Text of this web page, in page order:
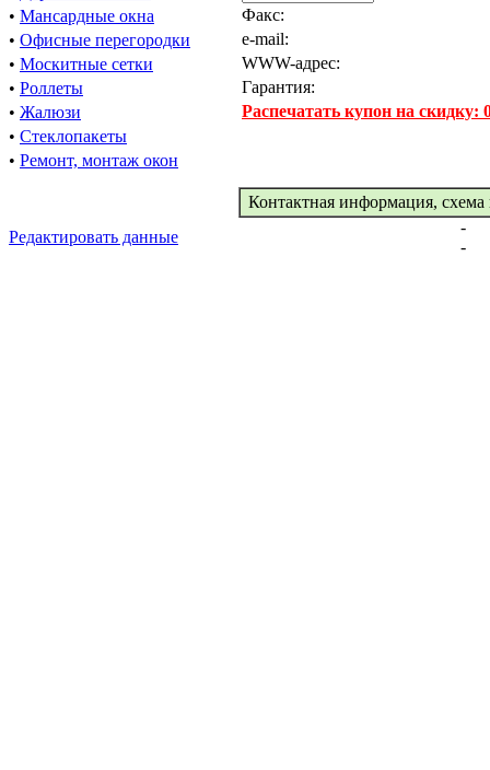
• Мансардные окна
• Офисные перегородки
• Москитные сетки
• Роллеты
• Жалюзи
• Стеклопакеты
• Ремонт, монтаж окон
Факс:
e-mail:
WWW-адрес:
Гарантия:
Распечатать купон на скидку:
Контактная информация, схема
Редактировать данные
-
-